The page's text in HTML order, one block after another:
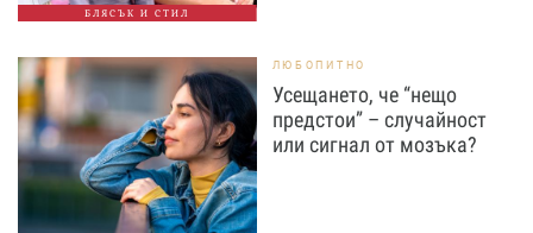
БЛЯСЪК И СТИЛ
ЛЮБОПИТНО
Усещането, че “нещо
предстои” – случайност
или сигнал от мозъка?